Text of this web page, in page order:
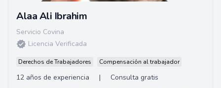
Alaa Ali Ibrahim
Servicio Covina
Licencia Verificada
Derechos de Trabajadores Compensación al trabajador
12 años de experiencia |
Consulta gratis